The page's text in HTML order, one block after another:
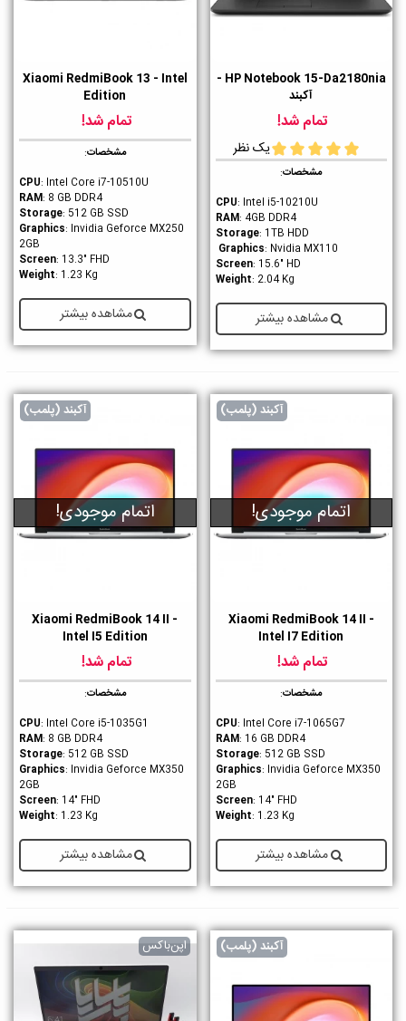
HP Notebook 15-Da2180nia -
آکبند
تمام شد!
یک نظر
مشخصات:
CPU: Intel i5-10210U
RAM: 4GB DDR4
Storage: 1TB HDD
Graphics: Nvidia MX110
Screen: 15.6" HD
Weight: 2.04 Kg
مشاهده بیشتر
Xiaomi RedmiBook 13 - Intel
Edition
تمام شد!
مشخصات:
CPU: Intel Core i7-10510U
RAM: 8 GB DDR4
Storage: 512 GB SSD
Graphics: Invidia Geforce MX250
2GB
Screen: 13.3" FHD
Weight: 1.23 Kg
مشاهده بیشتر
آکبند (پلمب)
اتمام موجودی!
Xiaomi RedmiBook 14 II -
Intel I7 Edition
تمام شد!
مشخصات:
CPU: Intel Core i7-1065G7
RAM: 16 GB DDR4
Storage: 512 GB SSD
Graphics: Invidia Geforce MX350
2GB
Screen: 14" FHD
Weight: 1.23 Kg
مشاهده بیشتر
آکبند (پلمب)
اتمام موجودی!
Xiaomi RedmiBook 14 II -
Intel I5 Edition
تمام شد!
مشخصات:
CPU: Intel Core i5-1035G1
RAM: 8 GB DDR4
Storage: 512 GB SSD
Graphics: Invidia Geforce MX350
2GB
Screen: 14" FHD
Weight: 1.23 Kg
مشاهده بیشتر
آکبند (پلمب) اپن‌باکس